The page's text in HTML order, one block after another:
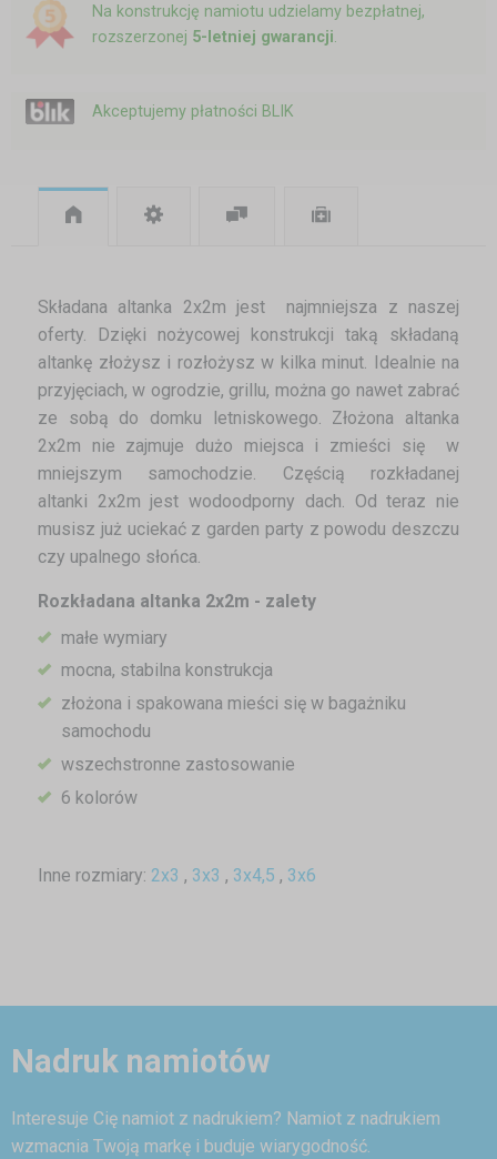
Na konstrukcję namiotu udzielamy bezpłatnej,
rozszerzonej 5-letniej gwarancji.
Akceptujemy płatności BLIK
Składana altanka 2x2m jest najmniejsza z naszej
oferty. Dzięki nożycowej konstrukcji taką składaną
altankę złożysz i rozłożysz w kilka minut. Idealnie na
przyjęciach, w ogrodzie, grillu, można go nawet zabrać
ze sobą do domku letniskowego. Złożona altanka
2x2m nie zajmuje dużo miejsca i zmieści się w
mniejszym samochodzie. Częścią rozkładanej
altanki 2x2m jest wodoodporny dach. Od teraz nie
musisz już uciekać z garden party z powodu deszczu
czy upalnego słońca.
Rozkładana altanka 2x2m - zalety
małe wymiary
mocna, stabilna konstrukcja
złożona i spakowana mieści się w bagażniku
samochodu
wszechstronne zastosowanie
6 kolorów
Inne rozmiary: 2x3 , 3x3 , 3x4,5 , 3x6
Nadruk namiotów
Interesuje Cię namiot z nadrukiem? Namiot z nadrukiem
wzmacnia Twoją markę i buduje wiarygodność.